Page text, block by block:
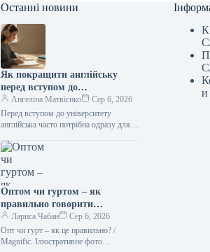
Останні новини
Як покращити англійську
перед вступом до
університету: реалістичний
план підготовки
Ангеліна Матвієнко
Сер 6, 2026
Перед вступом до університету
англійська часто потрібна одразу для
джерела, слухати лекції й
висловлювати думки…
Оптом чи гуртом – як
правильно говорити
українською
Лариса Чабан
Сер 6, 2026
Опт чи гурт – як це правильно? /
Мagnific. Ілюстративне фото
и